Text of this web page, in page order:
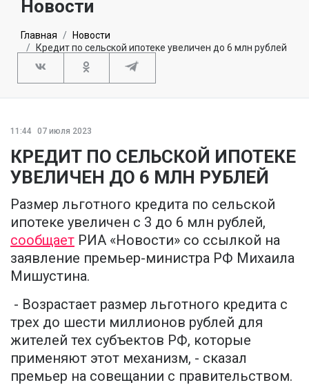
Новости
Главная
Новости
Кредит по сельской ипотеке увеличен до 6 млн рублей
11:44 07 июля 2023
КРЕДИТ ПО СЕЛЬСКОЙ ИПОТЕКЕ
УВЕЛИЧЕН ДО 6 МЛН РУБЛЕЙ
Размер льготного кредита по сельской
ипотеке увеличен с 3 до 6 млн рублей,
сообщает РИА «Новости» со ссылкой на
заявление премьер-министра РФ Михаила
Мишустина.
- Возрастает размер льготного кредита с
трех до шести миллионов рублей для
жителей тех субъектов РФ, которые
применяют этот механизм, - сказал
премьер на совещании с правительством.